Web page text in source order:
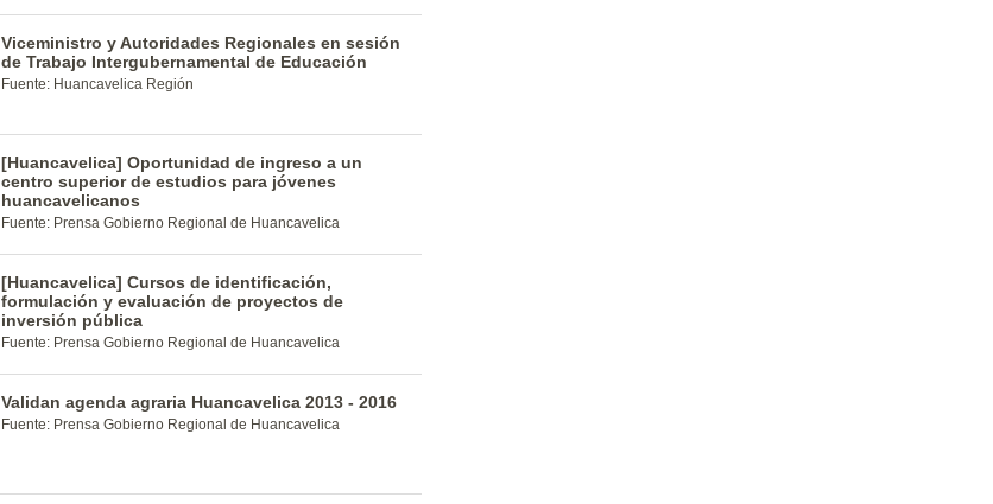
Viceministro y Autoridades Regionales en sesión
de Trabajo Intergubernamental de Educación
Fuente: Huancavelica Región
[Huancavelica] Oportunidad de ingreso a un
centro superior de estudios para jóvenes
huancavelicanos
Fuente: Prensa Gobierno Regional de Huancavelica
[Huancavelica] Cursos de identificación,
formulación y evaluación de proyectos de
inversión pública
Fuente: Prensa Gobierno Regional de Huancavelica
Validan agenda agraria Huancavelica 2013 - 2016
Fuente: Prensa Gobierno Regional de Huancavelica